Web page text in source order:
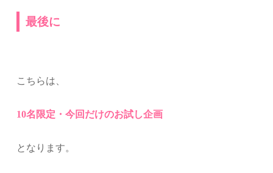
最後に
こちらは、
10名限定・今回だけのお試し企画
となります。